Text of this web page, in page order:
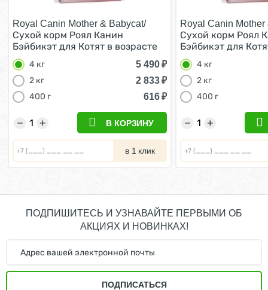
Royal Canin Mother & Babycat/
Сухой корм Роял Канин
Бэйбикэт для Котят в возрасте
от 1 до 4 месяцев 4 кг
4 кг 5 490₽
2 кг
2 833₽
400 г
616₽
+
− В КОРЗИНУ
в 1 клик
Royal Canin Mother
Сухой корм Роял
Бэйбикэт для
от 1 до 4 месяцев
4 кг
2 кг
400 г
+
−
ПОДПИШИТЕСЬ И УЗНАВАЙТЕ ПЕРВЫМИ ОБ
АКЦИЯХ И НОВИНКАХ!
ПОДПИСАТЬСЯ